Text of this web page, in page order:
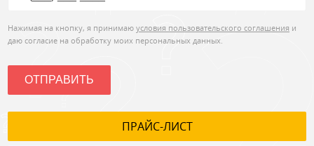
Нажимая на кнопку, я принимаю условия пользовательского соглашения и
даю согласие на обработку моих персональных данных.
ОТПРАВИТЬ
ПРАЙС-ЛИСТ